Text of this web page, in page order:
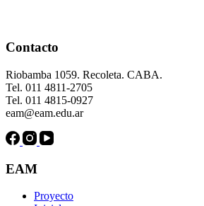
Contacto
Riobamba 1059. Recoleta. CABA.
Tel. 011 4811-2705
Tel. 011 4815-0927
eam@eam.edu.ar
EAM
Proyecto